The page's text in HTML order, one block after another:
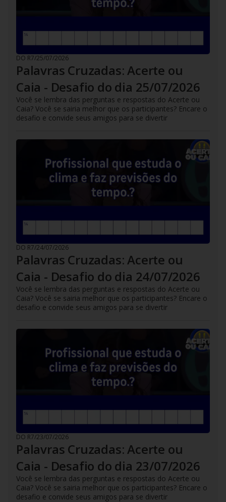
DO R7/25/07/2026
Palavras Cruzadas: Acerte ou
Caia - Desafio do dia 25/07/2026
Você se lembra das perguntas e respostas do Acerte ou
Caia? Você se sairia melhor que os participantes? Encare o
desafio e convide seus amigos para se divertir
DO R7/24/07/2026
Palavras Cruzadas: Acerte ou
Caia - Desafio do dia 24/07/2026
Você se lembra das perguntas e respostas do Acerte ou
Caia? Você se sairia melhor que os participantes? Encare o
desafio e convide seus amigos para se divertir
DO R7/23/07/2026
Palavras Cruzadas: Acerte ou
Caia - Desafio do dia 23/07/2026
Você se lembra das perguntas e respostas do Acerte ou
Caia? Você se sairia melhor que os participantes? Encare o
desafio e convide seus amigos para se divertir